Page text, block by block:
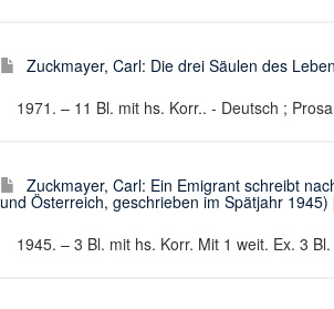
Zuckmayer, Carl: Die drei Säulen des
1971. – 11 Bl. mit hs. Korr.. - Deutsch ; Prosa
Zuckmayer, Carl: Ein Emigrant schreibt
und Österreich, geschrieben im Spätjahr
1945. – 3 Bl. mit hs. Korr. Mit 1 weit. Ex. 3